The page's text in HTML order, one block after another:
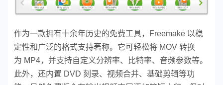
作为一款拥有十余年历史的免费工具，Freemake 以稳
定性和广泛的格式支持著称。它可轻松将 MOV 转换
为 MP4，并支持自定义分辨率、比特率、音频参数等。
此外，还内置 DVD 刻录、视频合并、基础剪辑等功